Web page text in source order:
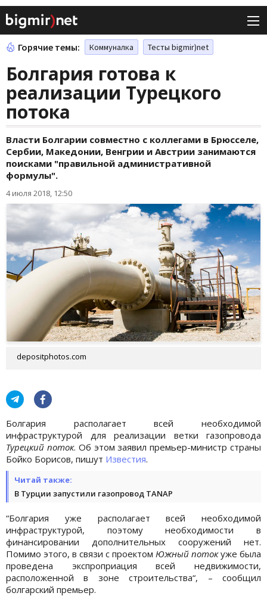
Горячие темы: Коммуналка Тесты bigmir)net
Болгария готова к
реализации Турецкого
потока
Власти Болгарии совместно с коллегами в Брюсселе,
Сербии, Македонии, Венгрии и Австрии занимаются
поисками "правильной административной
формулы".
4 июля 2018, 12:50
depositphotos.com
Болгария располагает всей необходимой
инфраструктурой для реализации ветки газопровода
Турецкий поток. Об этом заявил премьер-министр страны
Бойко Борисов, пишут Известия.
Читай также:
В Турции запустили газопровод TANAP
“Болгария уже располагает всей необходимой
инфраструктурой, поэтому необходимости в
финансировании дополнительных сооружений нет.
Помимо этого, в связи с проектом Южный потокуже была
проведена экспроприация всей недвижимости,
расположенной в зоне строительства“, – сообщил
болгарский премьер.